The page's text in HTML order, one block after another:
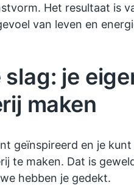
Het resultaat is
van leven en
slag: je
maken
geïnspireerd en je
te maken. Dat is
hebben je gedekt.